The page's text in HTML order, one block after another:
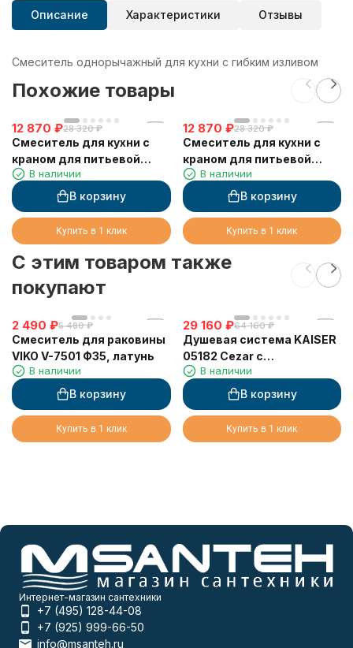
Описание Характеристики Отзывы
Смеситель однорычажный для кухни с гибким изливом
Похожие товары
12 870 ₽28 320 ₽
Смеситель для кухни с
краном для питьевой
воды VIKO V-5602 Ø35 с
черным гибким изливом
Black Matt (латунь)
В наличии
В корзину
Купить в 1 клик
12 870 ₽28 320 ₽
Смеситель для кухни с
краном для питьевой
воды VIKO V-5603 с
черным гибким изливом
Bronze (латунь) Ø35
В наличии
В корзину
Купить в 1 клик
C этим товаром также
покупают
2 490 ₽5 480 ₽
Смеситель для раковины
VIKO V-7501 Ф35, латунь
В наличии
В корзину
Купить в 1 клик
29 160 ₽64 160 ₽
Душевая система KAISER
05182 Cezar с
термостатом 6282
В наличии
В корзину
Купить в 1 клик
Интернет-магазин сантехники
+7 (495) 128-44-08
+7 (925) 999-66-50
info@msanteh.ru